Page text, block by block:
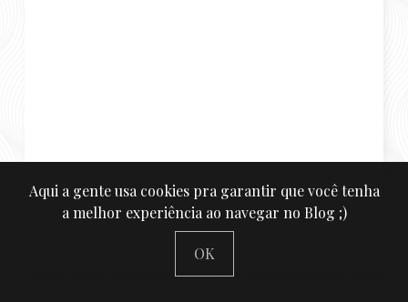
Aqui a gente usa cookies pra garantir que você tenha
a melhor experiência ao navegar no Blog ;)
OK